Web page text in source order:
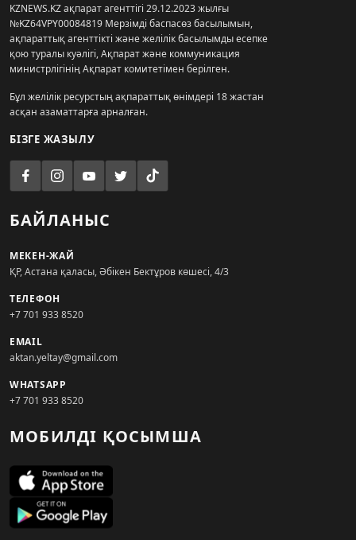
KZNEWS.KZ ақпарат агенттігі 29.12.2023 жылғы
№KZ64VPY00084819 Мерзімді баспасөз басылымын,
ақпараттық агенттікті және желілік басылымды есепке
қою туралы куәлігі, Ақпарат және коммуникация
министрлігінің Ақпарат комитетімен берілген.
Бұл желілік ресурстың ақпараттық өнімдері 18 жастан
асқан азаматтарға арналған.
БІЗГЕ ЖАЗЫЛУ
БАЙЛАНЫС
МЕКЕН-ЖАЙ
ҚР, Астана қаласы, Әбікен Бектұров көшесі, 4/3
ТЕЛЕФОН
+7 701 933 8520
EMAIL
aktan.yeltay@gmail.com
WHATSAPP
+7 701 933 8520
МОБИЛДІ ҚОСЫМША